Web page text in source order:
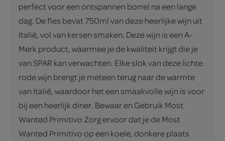
perfect voor een ontspannen borrel na een lange
dag. De fles bevat 750ml van deze heerlijke wijn uit
Italië, vol van kersen smaken. Deze wijn is een A-
Merk product, waarmee je de kwaliteit krijgt die je
van SPAR kan verwachten. Elke slok van deze lichte
rode wijn brengt je meteen terug naar de warmte
van Italië, waardoor het een smaakvolle wijn is voor
bij een heerlijk diner. Bewaar en Gebruik Most
Wanted Primitivo Zorg ervoor dat je de Most
Wanted Primitivo op een koele, donkere plaats